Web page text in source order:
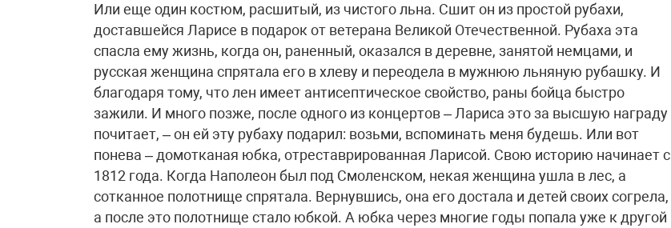
Или еще один костюм, расшитый, из чистого льна. Сшит он из простой рубахи,
доставшейся Ларисе в подарок от ветерана Великой Отечественной. Рубаха эта
спасла ему жизнь, когда он, раненный, оказался в деревне, занятой немцами, и
русская женщина спрятала его в хлеву и переодела в мужнюю льняную рубашку. И
благодаря тому, что лен имеет антисептическое свойство, раны бойца быстро
зажили. И много позже, после одного из концертов – Лариса это за высшую награду
почитает, – он ей эту рубаху подарил: возьми, вспоминать меня будешь. Или вот
понева – домотканая юбка, отреставрированная Ларисой. Свою историю начинает с
1812 года. Когда Наполеон был под Смоленском, некая женщина ушла в лес, а
сотканное полотнище спрятала. Вернувшись, она его достала и детей своих согрела,
а после это полотнище стало юбкой. А юбка через многие годы попала уже к другой